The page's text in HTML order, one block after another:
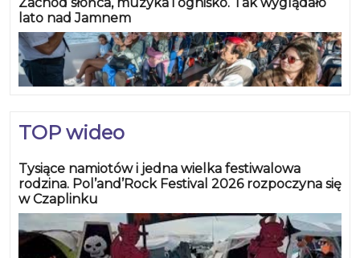
lato nad Jamnem
TOP wideo
Tysiące namiotów i jedna wielka festiwalowa
rodzina. Pol’and’Rock Festival 2026 rozpoczyna się
w Czaplinku